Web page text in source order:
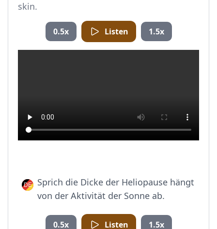
skin.
0.5x Listen 1.5x
Sprich die Dicke der Heliopause hängt
von der Aktivität der Sonne ab.
0.5x Listen 1.5x